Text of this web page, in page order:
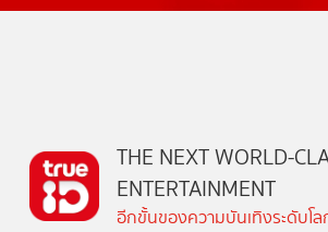
THE NEXT WORLD-
ENTERTAINMENT
อีกขั้นของความบันเทิงระดับโ